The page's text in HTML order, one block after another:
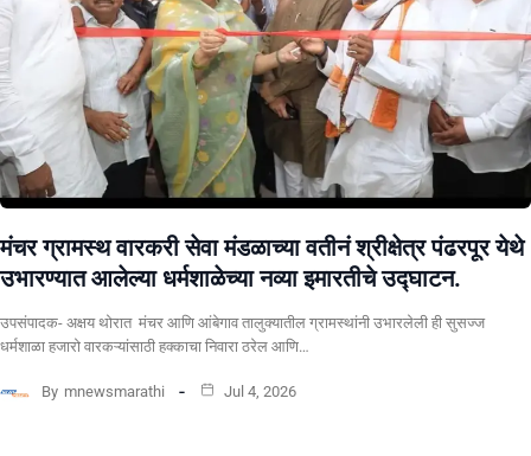
मंचर ग्रामस्थ वारकरी सेवा मंडळाच्या वतीनं श्रीक्षेत्र पंढरपूर येथे
उभारण्यात आलेल्या धर्मशाळेच्या नव्या इमारतीचे उद्घाटन.
उपसंपादक- अक्षय थोरात मंचर आणि आंबेगाव तालुक्यातील ग्रामस्थांनी उभारलेली ही सुसज्ज
धर्मशाळा हजारो वारकऱ्यांसाठी हक्काचा निवारा ठरेल आणि…
By mnewsmarathi Jul 4, 2026